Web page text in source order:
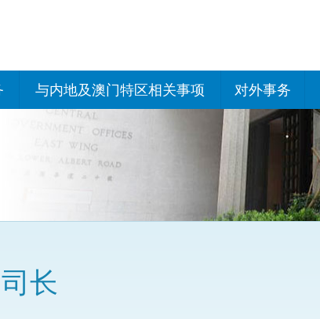
与内地及澳门特区相关事项
与内地有关的安排
香港与内地相互认可和执行民
商事案件判决的安排
关于建立更紧密经贸关系的安
与内地有关的项目及合作安排
对外事务
国际政府机
处或运作
多边协定
其他协定
长